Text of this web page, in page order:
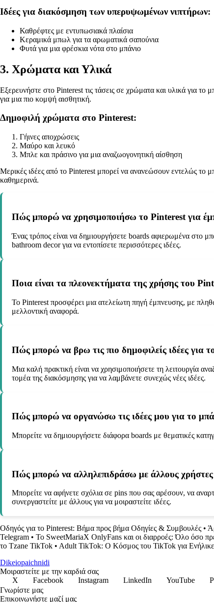
Ιδέες για διακόσμηση των υπερυψωμένων νιπτήρων:
Καθρέφτες με εντυπωσιακά πλαίσια
Κεραμικά μπωλ για τα αρωματικά σαπούνια
Φυτά για μια φρέσκια νότα στο μπάνιο
3. Χρώματα και Υλικά
Εξερευνήστε στο Pinterest τις τάσεις σε χρώματα και υλικά για
για μια πιο κομψή αισθητική.
Δημοφιλή χρώματα στο Pinterest:
Γήινες αποχρώσεις
Μαύρο και λευκό
Μπλε και πράσινο για μια αναζωογονητική αίσθηση
Μερικές ιδέες από το Pinterest μπορεί να ανανεώσουν εντελώς το
καθημερινά.
Πώς μπορώ να χρησιμοποιήσω το Pinterest για
Ένας τρόπος είναι να δημιουργήσετε boards αφιερωμένα στο
bathroom decor για να εντοπίσετε περισσότερες ιδέες.
Ποια είναι τα πλεονεκτήματα της χρήσης του
Το Pinterest προσφέρει μια ατελείωτη πηγή έμπνευσης, με
μελλοντική αναφορά.
Πώς μπορώ να βρω τις πιο δημοφιλείς ιδέες για
Μια καλή πρακτική είναι να χρησιμοποιήσετε τη λειτουργία
τομέα της διακόσμησης για να λαμβάνετε συνεχώς νέες ιδέες.
Πώς μπορώ να οργανώσω τις ιδέες μου για το
Μπορείτε να δημιουργήσετε διάφορα boards με θεματικές
Πώς μπορώ να αλληλεπιδράσω με άλλους χρήστες
Μπορείτε να αφήνετε σχόλια σε pins που σας αρέσουν, να
συνεργαστείτε με άλλους για να μοιραστείτε ιδέες.
Οδηγός για το Pinterest: Βήμα προς βήμα Οδηγίες & Συμβουλές •
Telegram • Το SweetMariaX OnlyFans και οι διαρροές: Όλο όσο
το Tzane TikTok • Adult TikTok: Ο Κόσμος του TikTok για
Dikeiopaichnidi
Μοιραστείτε με την καρδιά σας
X
Facebook Instagram LinkedIn YouTube
Γνωρίστε μας
Επικοινωνήστε μαζί μας